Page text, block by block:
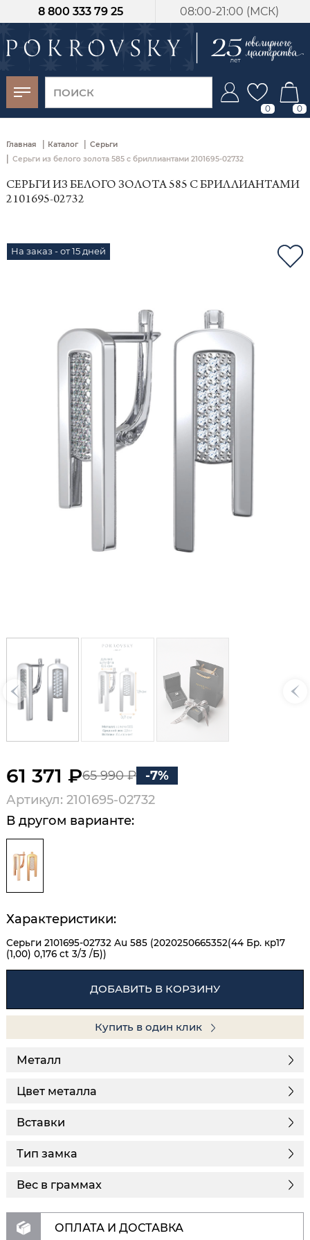
08:00-21:00 (МСК)
8 800 333 79 25
0 0
Главная | Каталог | Серьги
| Серьги из белого золота 585 с бриллиантами 2101695-02732
СЕРЬГИ ИЗ БЕЛОГО ЗОЛОТА 585 С БРИЛЛИАНТАМИ
2101695-02732
На заказ - от 15 дней
61 371 ₽65 990 ₽
-7%
Артикул: 2101695-02732
В другом варианте:
Характеристики:
Серьги 2101695-02732 Au 585 (2020250665352(44 Бр. кр17
(1,00) 0,176 ct 3/3 /Б))
ДОБАВИТЬ В КОРЗИНУ
Купить в один клик
Металл
Цвет металла
Вставки
Тип замка
Вес в граммах
ОПЛАТА И ДОСТАВКА
-30%
от 15 дней с
момента оплаты